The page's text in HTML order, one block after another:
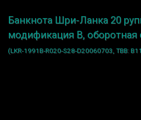
Банкнота Шри-Ланка 20
модификация B, оборотная
(LKR-1991B-R020-S28-D20060703, TBB: